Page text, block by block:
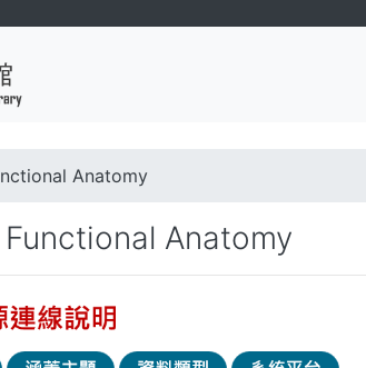
Anatomy
Anatomy